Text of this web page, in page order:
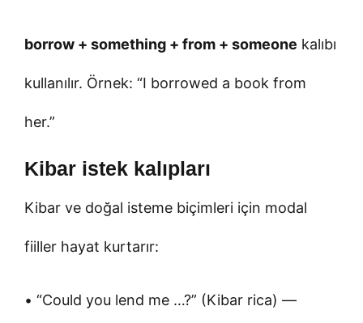
borrow + something + from + someone kalıbı
kullanılır. Örnek: “I borrowed a book from
her.”
Kibar istek kalıpları
Kibar ve doğal isteme biçimleri için modal
fiiller hayat kurtarır:
• “Could you lend me …?” (Kibar rica) —